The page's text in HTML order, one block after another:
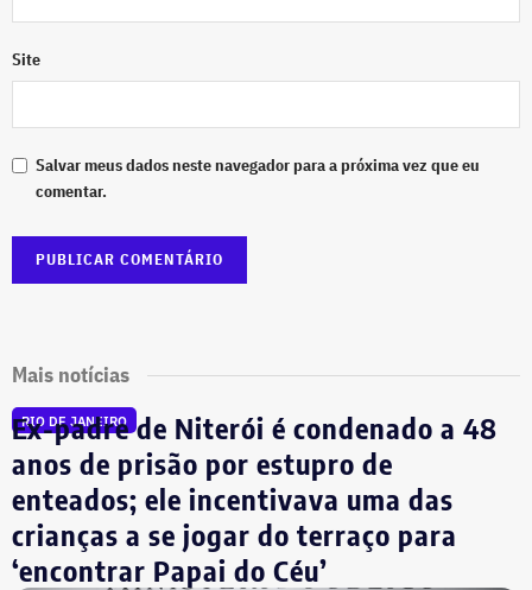
Site
Salvar meus dados neste navegador para a próxima vez que eu
comentar.
Mais notícias
RIO DE JANEIRO
Ex-padre de Niterói é condenado a 48
anos de prisão por estupro de
enteados; ele incentivava uma das
crianças a se jogar do terraço para
‘encontrar Papai do Céu’